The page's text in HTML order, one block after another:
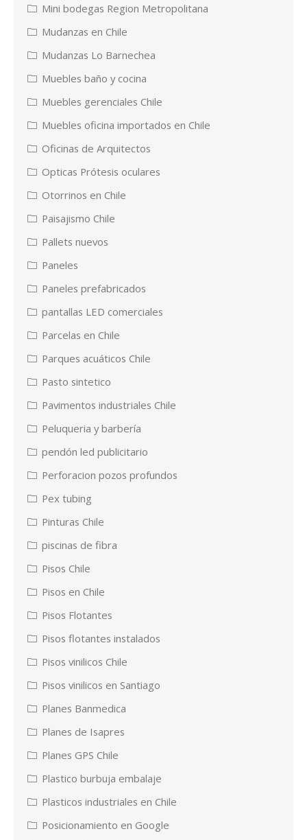
Mini bodegas Region Metropolitana
Mudanzas en Chile
Mudanzas Lo Barnechea
Muebles baño y cocina
Muebles gerenciales Chile
Muebles oficina importados en Chile
Oficinas de Arquitectos
Opticas Prótesis oculares
Otorrinos en Chile
Paisajismo Chile
Pallets nuevos
Paneles
Paneles prefabricados
pantallas LED comerciales
Parcelas en Chile
Parques acuáticos Chile
Pasto sintetico
Pavimentos industriales Chile
Peluqueria y barbería
pendón led publicitario
Perforacion pozos profundos
Pex tubing
Pinturas Chile
piscinas de fibra
Pisos Chile
Pisos en Chile
Pisos Flotantes
Pisos flotantes instalados
Pisos vinilicos Chile
Pisos vinilicos en Santiago
Planes Banmedica
Planes de Isapres
Planes GPS Chile
Plastico burbuja embalaje
Plasticos industriales en Chile
Posicionamiento en Google